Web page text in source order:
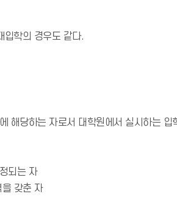
입학의 경우도 같다.
해당하는 자로서 대학원에서 실시하는
되는 자
갖춘 자